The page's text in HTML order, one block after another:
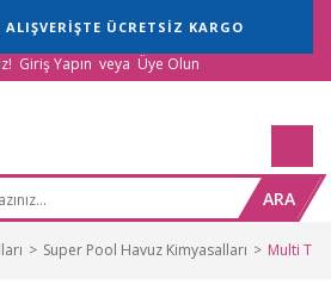
ÜCRETSİZ KARGO
Giriş Yapın veya Üye Olun
ARA
Super Pool Havuz Kimyasalları Multi